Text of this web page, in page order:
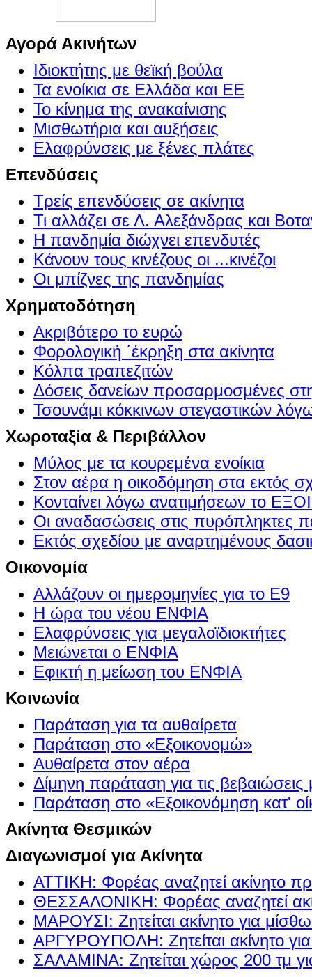
Αγορά Ακινήτων
Ιδιοκτήτης με θεϊκή βούλα
Τα ενοίκια σε Ελλάδα και ΕΕ
Το κίνημα της ανακαίνισης
Μισθωτήρια και αυξήσεις
Ελαφρύνσεις με ξένες πλάτες
Επενδύσεις
Τρείς επενδύσεις σε ακίνητα
Τι αλλάζει σε Λ. Αλεξάνδρας και
Η πανδημία διώχνει επενδυτές
Κάνουν τους κινέζους οι ...κινέζοι
Οι μπίζνες της πανδημίας
Χρηματοδότηση
Ακριβότερο το ευρώ
Φορολογική ΄έκρηξη στα ακίνητα
Κόλπα τραπεζιτών
Δόσεις δανείων προσαρμοσμένες
Τσουνάμι κόκκινων στεγαστικών
Χωροταξία & Περιβάλλον
Μύλος με τα κουρεμένα ενοίκια
Στον αέρα η οικοδόμηση στα εκτός
Κονταίνει λόγω ανατιμήσεων το
Οι αναδασώσεις στις πυρόπληκτες
Εκτός σχεδίου με αναρτημένους
Οικονομία
Αλλάζουν οι ημερομηνίες για το Ε9
Η ώρα του νέου ΕΝΦΙΑ
Ελαφρύνσεις για μεγαλοϊδιοκτήτες
Μειώνεται ο ΕΝΦΙΑ
Εφικτή η μείωση του ΕΝΦΙΑ
Κοινωνία
Παράταση για τα αυθαίρετα
Παράταση στο «Εξοικονομώ»
Αυθαίρετα στον αέρα
Δίμηνη παράταση για τις βεβαιώσεις
Παράταση στο «Εξοικονόμηση κατ'
Ακίνητα Θεσμικών
Διαγωνισμοί για Ακίνητα
ΑΤΤΙΚΗ: Φορέας αναζητεί ακίνητο
ΘΕΣΣΑΛΟΝΙΚΗ: Φορέας αναζητεί
ΜΑΡΟΥΣΙ: Ζητείται ακίνητο για
ΑΡΓΥΡΟΥΠΟΛΗ: Ζητείται ακίνητο
ΣΑΛΑΜΙΝΑ: Ζητείται χώρος 200 τμ